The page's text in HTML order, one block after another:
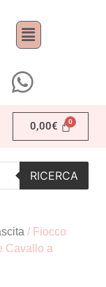
0,00€
RICERCA
/ Fiocco
Cavallo a